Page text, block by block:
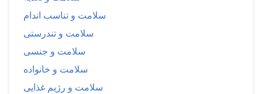
سلامت و تناسب اندام
سلامت و تندرستی
سلامت و جنسی
سلامت و خانواده
سلامت و رژیم غذایی